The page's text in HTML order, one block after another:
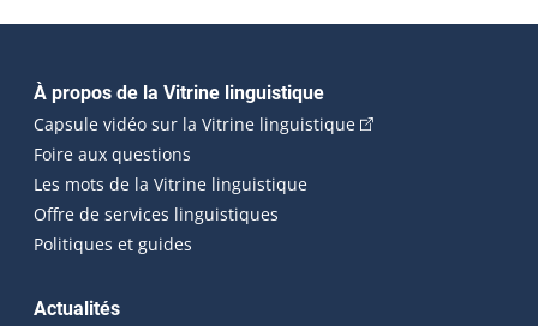
Navigation principale
À propos de la Vitrine linguistique
Capsule vidéo sur la Vitrine linguistique(Cet hyperlien
Foire aux questions
Les mots de la Vitrine linguistique
Offre de services linguistiques
Politiques et guides
Actualités